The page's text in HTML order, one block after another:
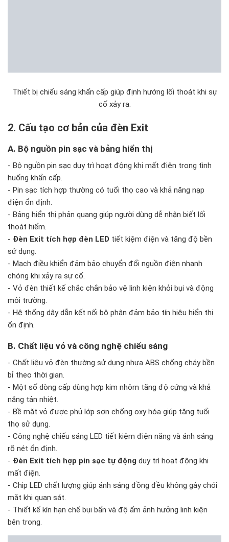
Thiết bị chiếu sáng khẩn cấp giúp định hướng lối thoát khi sự
cố xảy ra.
2. Cấu tạo cơ bản của đèn Exit
A. Bộ nguồn pin sạc và bảng hiển thị
- Bộ nguồn pin sạc duy trì hoạt động khi mất điện trong tình
huống khẩn cấp.
- Pin sạc tích hợp thường có tuổi thọ cao và khả năng nạp
điện ổn định.
- Bảng hiển thị phản quang giúp người dùng dễ nhận biết lối
thoát hiểm.
- Đèn Exit tích hợp đèn LED tiết kiệm điện và tăng độ bền
sử dụng.
- Mạch điều khiển đảm bảo chuyển đổi nguồn điện nhanh
chóng khi xảy ra sự cố.
- Vỏ đèn thiết kế chắc chắn bảo vệ linh kiện khỏi bụi và động
môi trường.
- Hệ thống dây dẫn kết nối bộ phận đảm bảo tín hiệu hiển thị
ổn định.
B. Chất liệu vỏ và công nghệ chiếu sáng
- Chất liệu vỏ đèn thường sử dụng nhựa ABS chống cháy bền
bỉ theo thời gian.
- Một số dòng cấp dùng hợp kim nhôm tăng độ cứng và khả
năng tản nhiệt.
- Bề mặt vỏ được phủ lớp sơn chống oxy hóa giúp tăng tuổi
thọ sử dụng.
- Công nghệ chiếu sáng LED tiết kiệm điện năng và ánh sáng
rõ nét ổn định.
- Đèn Exit tích hợp pin sạc tự động duy trì hoạt động khi
mất điện.
- Chip LED chất lượng giúp ánh sáng đồng đều không gây chói
mắt khi quan sát.
- Thiết kế kín hạn chế bụi bẩn và độ ẩm ảnh hưởng linh kiện
bên trong.